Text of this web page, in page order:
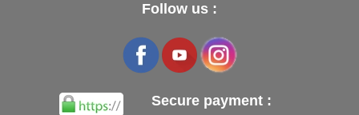
Follow us :
Secure payment :